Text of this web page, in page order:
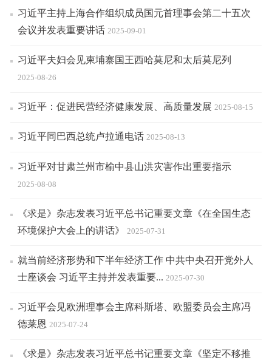
习近平主持上海合作组织成员国元首理事会第二十五次
会议并发表重要讲话 2025-09-01
习近平夫妇会见柬埔寨国王西哈莫尼和太后莫尼列
2025-08-26
习近平：促进民营经济健康发展、高质量发展 2025-08-15
习近平同巴西总统卢拉通电话 2025-08-13
习近平对甘肃兰州市榆中县山洪灾害作出重要指示
2025-08-08
《求是》杂志发表习近平总书记重要文章《在全国生态
环境保护大会上的讲话》
2025-07-31
就当前经济形势和下半年经济工作 中共中央召开党外人
士座谈会 习近平主持并发表重要... 2025-07-30
习近平会见欧洲理事会主席科斯塔、欧盟委员会主席冯
德莱恩 2025-07-24
《求是》杂志发表习近平总书记重要文章《坚定不移推